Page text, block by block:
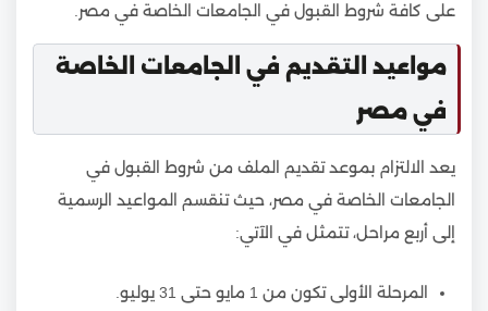
على كافة شروط القبول في الجامعات الخاصة في مصر.
مواعيد التقديم في الجامعات الخاصة
في مصر
يعد الالتزام بموعد تقديم الملف من شروط القبول في
الجامعات الخاصة في مصر، حيث تنقسم المواعيد الرسمية
إلى أربع مراحل، تتمثل في الآتي:
المرحلة الأولى تكون من 1 مايو حتى 31 يوليو.